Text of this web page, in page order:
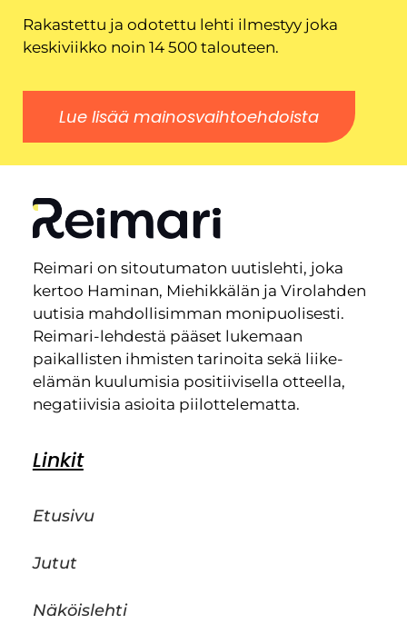
Rakastettu ja odotettu lehti ilmestyy joka
keskiviikko noin 14 500 talouteen.
Lue lisää mainosvaihtoehdoista
Reimari on sitoutumaton uutislehti, joka
kertoo Haminan, Miehikkälän ja Virolahden
uutisia mahdollisimman monipuolisesti.
Reimari-lehdestä pääset lukemaan
paikallisten ihmisten tarinoita sekä liike-
elämän kuulumisia positiivisella otteella,
negatiivisia asioita piilottelematta.
Linkit
Etusivu
Jutut
Näköislehti